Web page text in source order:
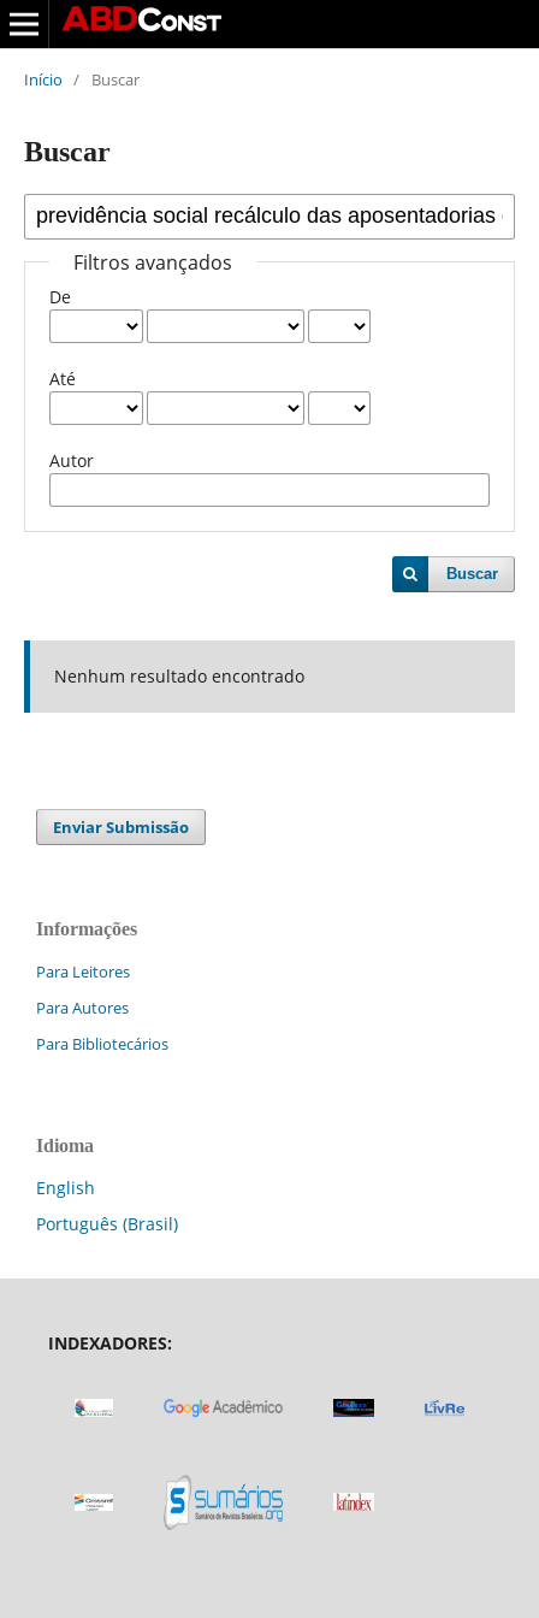
Início / Buscar
Buscar
Filtros avançados
De
Até
Autor
Buscar
Nenhum resultado encontrado
Enviar Submissão
Informações
Para Leitores
Para Autores
Para Bibliotecários
Idioma
English
Português (Brasil)
INDEXADORES: